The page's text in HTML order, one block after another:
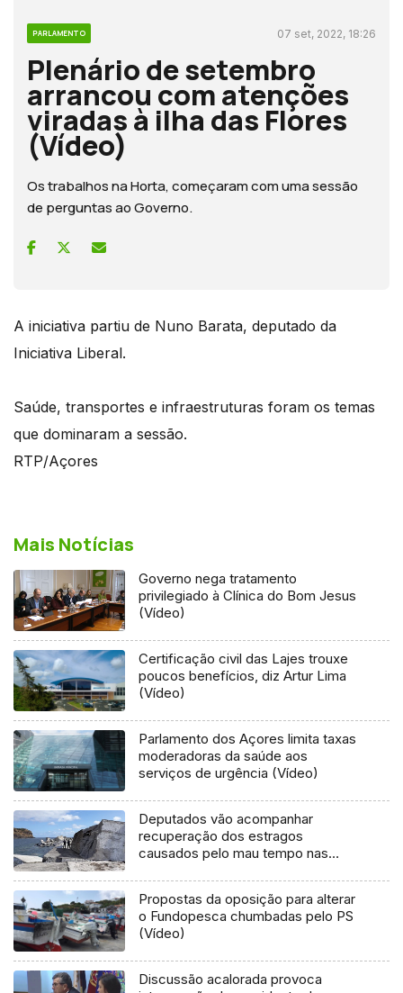
PARLAMENTO 07 set, 2022, 18:26
Plenário de setembro
arrancou com atenções
viradas à ilha das Flores
(Vídeo)
Os trabalhos na Horta, começaram com uma sessão
de perguntas ao Governo.
A iniciativa partiu de Nuno Barata, deputado da
Iniciativa Liberal.
Saúde, transportes e infraestruturas foram os temas
que dominaram a sessão.
RTP/Açores
Mais Notícias
Governo nega tratamento
privilegiado à Clínica do Bom Jesus
(Vídeo)
Certificação civil das Lajes trouxe
poucos benefícios, diz Artur Lima
(Vídeo)
Parlamento dos Açores limita taxas
moderadoras da saúde aos
serviços de urgência (Vídeo)
Deputados vão acompanhar
recuperação dos estragos
causados pelo mau tempo nas
Propostas da oposição para alterar
o Fundopesca chumbadas pelo PS
(Vídeo)
Discussão acalorada provoca